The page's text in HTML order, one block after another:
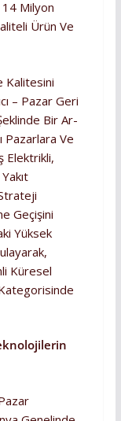
Milyon
Ürün Ve
Kalitesini
– Pazar Geri
Bir Ar-
Pazarlara Ve
Elektrikli,
Geçişini
Yüksek
Küresel